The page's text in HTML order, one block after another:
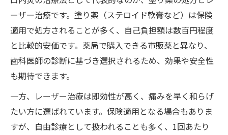
ーザー治療です。塗り薬（ステロイド軟膏など）は保険
適用で処方されることが多く、自己負担額は数百円程度
と比較的安価です。薬局で購入できる市販薬と異なり、
歯科医師の診断に基づき選択されるため、効果や安全性
も期待できます。
一方、レーザー治療は即効性が高く、痛みを早く和らげ
たい方に選ばれています。保険適用となる場合もありま
すが、自由診療として扱われることも多く、1回あたり